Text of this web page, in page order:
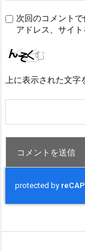
次回のコメント
アドレス、サイト
上に表示された文字